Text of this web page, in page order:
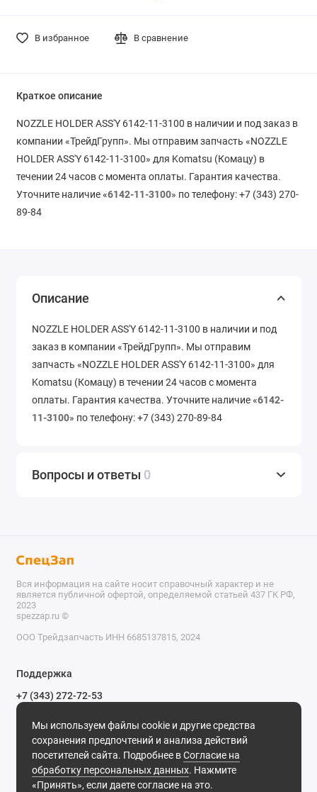
В избранное В сравнение
Краткое описание
NOZZLE HOLDER ASS'Y 6142-11-3100 в наличии и под заказ в
компании «ТрейдГрупп». Мы отправим запчасть «NOZZLE
HOLDER ASS'Y 6142-11-3100» для Komatsu (Комацу) в
течении 24 часов с момента оплаты. Гарантия качества.
Уточните наличие «6142-11-3100» по телефону: +7 (343) 270-
89-84
Описание
NOZZLE HOLDER ASS'Y 6142-11-3100 в наличии и под
заказ в компании «ТрейдГрупп». Мы отправим
запчасть «NOZZLE HOLDER ASS'Y 6142-11-3100» для
Komatsu (Комацу) в течении 24 часов с момента
оплаты. Гарантия качества. Уточните наличие «6142-
11-3100» по телефону: +7 (343) 270-89-84
Вопросы и ответы 0
Мы используем файлы cookie и другие средства
сохранения предпочтений и анализа действий
посетителей сайта. Подробнее вСогласие на
обработку персональных данных. Нажмите
«Принять», если даете согласие на это.
Вся информация на сайте носит справочный характер и не
является публичной офертой, определяемой статьей 437 ГК РФ,
2023
spezzap.ru ©️
ООО Трейдзапчасть ИНН 6685137815, 2024
Поддержка
+7 (343) 272-72-53
Обратный звонок
620030, г. Екатеринбург, ул. Карьерная, д. 14, оф. 14.
Мы в сети